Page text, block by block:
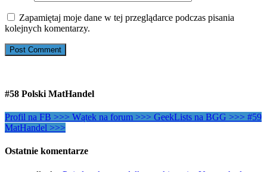
Zapamiętaj moje dane w tej przeglądarce podczas pisania
kolejnych komentarzy.
#58 Polski MatHandel
Profil na FB >>> Wątek na forum >>> GeekLists na BGG >>> #59
MatHandel >>>
Ostatnie komentarze